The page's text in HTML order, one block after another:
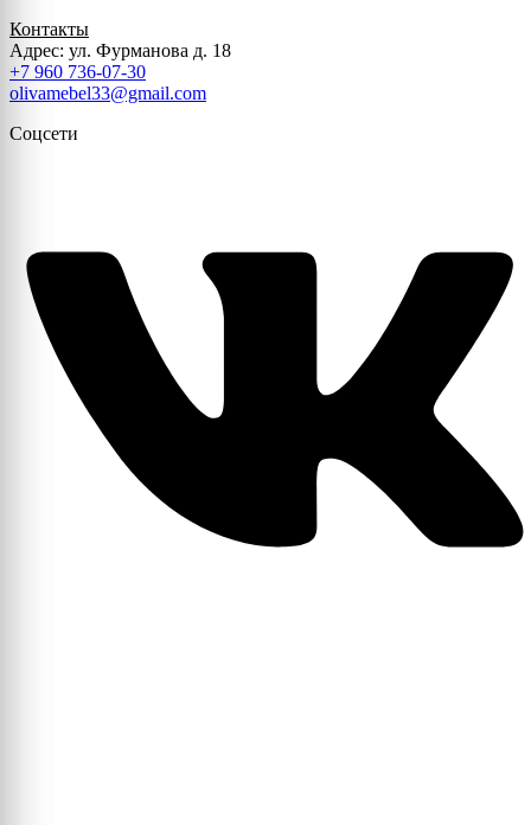
Контакты
Адрес: ул. Фурманова д. 18
+7 960 736-07-30
olivamebel33@gmail.com
Соцсети